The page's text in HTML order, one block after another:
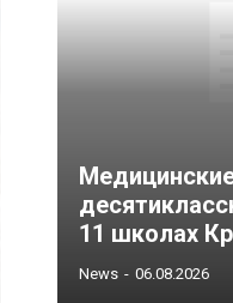
11 школах
News - 06.08.2026